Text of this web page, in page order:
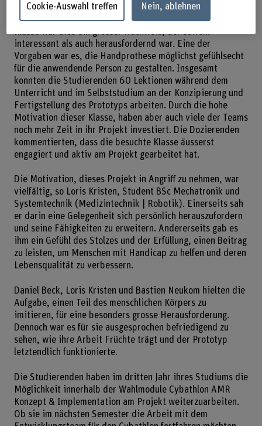
Druckern ihre Konzepte zum Leben erwecken und die
Prototypen zusammenbauen. Für die Studierenden dieser
interessant als auch herausfordernd war. Eine der
Vorgaben war es, die Handprothese möglichst gefühlsecht
für die anwendende Person zu gestalten. Insgesamt
konnten die Studierenden 60 Lektionen während dem
Unterricht und im Selbststudium an der Konzipierung und
Fertigstellung des Prototyps arbeiten. Durch die hohe
Motivation dieser Klasse, haben aber auch viele der Teams
noch mehr Zeit in ihr Projekt investiert. Die Dozierenden
kommentierten, dass die besuchte Klasse äusserst
engagiert und aktiv am Projekt gearbeitet hat.
Die Motivation, dieses Projekt in Angriff zu nehmen, war
vielfältig, so Loris Kristen, Student BSc Mechatronik und
Systemtechnik (Medizintechnik | Robotik). Einerseits sah
er darin eine Gelegenheit sich persönlich herauszufordern
und seine Fähigkeiten zu erweitern. Andererseits gab es
ihm ein Gefühl des Stolzes und der Erfüllung, einen Beitrag
zu leisten, um Menschen mit Handicap zu helfen und deren
Lebensqualität zu verbessern.
Daniel Beck, Loris Kristen und Bastien Neukom hielten die
Aufgabe, einen Teil des menschlichen Körpers zu
imitieren, für eine besonders grosse Herausforderung.
Dennoch war es für sie ausgesprochen befriedigend zu
sehen, wie ihre Arbeit Früchte trägt und der Prototyp
letztendlich funktionierte.
Die Studierenden haben im dritten Jahr ihres Studiums die
Möglichkeit innerhalb der Wahlmodule Cybathlon AMR
Konzept & Implementation am Projekt weiterzuarbeiten.
Ob sie im nächsten Semester die Arbeit mit dem
Cookie-Auswahl treffen Nein, ablehnen